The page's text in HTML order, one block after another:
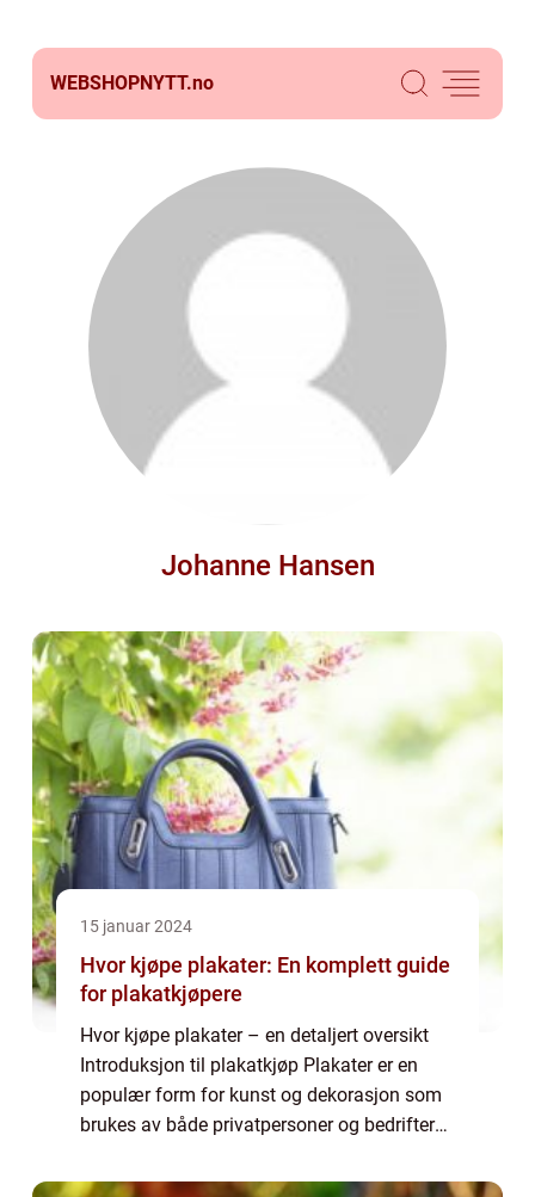
WEBSHOPNYTT.no
Johanne Hansen
15 januar 2024
Hvor kjøpe plakater: En komplett guide
for plakatkjøpere
Hvor kjøpe plakater – en detaljert oversikt
Introduksjon til plakatkjøp Plakater er en
populær form for kunst og dekorasjon som
brukes av både privatpersoner og bedrifter
det er til stuen, soveromm...